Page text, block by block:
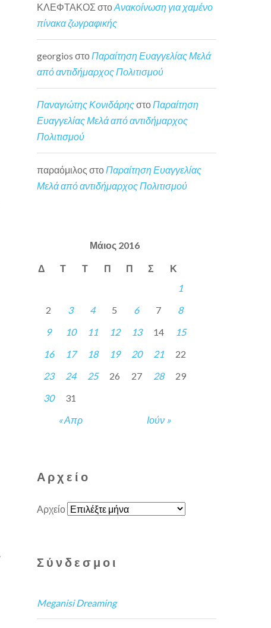
ΚΛΕΦΤΑΚΟΣ στοΑνακοίνωση για χαμένο
πίνακα ζωγραφικής
georgios στοΠαραίτηση Ευαγγελίας Μελά
από αντιδήμαρχος Πολιτισμού
Παναγιώτης ΚονιδάρηςστοΠαραίτηση
Ευαγγελίας Μελά από αντιδήμαρχος
Πολιτισμού
παραόμιλος στο Παραίτηση Ευαγγελίας
Μελά από αντιδήμαρχος Πολιτισμού
Μάιος 2016
Δ Τ Τ Π Π Σ Κ
« Απρ Ιούν »
1
2
3 4 5 6 7
8
9
10 11 12 13 14
15
16
17 18 19 20 21
22
23
24 25 26 27 28
29
30
31
Αρχείο
Αρχείο
Σύνδεσμοι
Meganisi Dreaming